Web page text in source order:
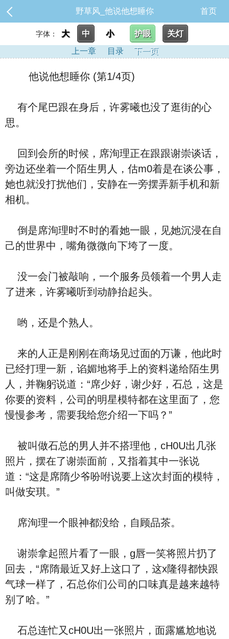
野草风_他说他想睡你 首页
字体： 大 中 小 护眼
关灯
上一章
目录 下一页
他说他想睡你 (第1/4页)
有个尾巴跟在身后，许雾曦也没了逛街的心
思。
回到会所的时候，席洵理正在跟跟谢崇谈话，
旁边还坐着一个陌生男人，估m0着是在谈公事，
她也就没打扰他们，安静在一旁摆弄新手机和新
相机。
倒是席洵理时不时的看她一眼，见她沉浸在自
己的世界中，嘴角微微向下垮了一度。
没一会门被敲响，一个服务员领着一个男人走
了进来，许雾曦听到动静抬起头。
哟，还是个熟人。
来的人正是刚刚在商场见过面的万谦，他此时
已经打理一新，谄媚地将手上的资料递给陌生男
人，并鞠躬说道：“席少好，谢少好，石总，这是
你要的资料，公司的明星模特都在这里面了，您
慢慢参考，需要我给您介绍一下吗？”
被叫做石总的男人并不搭理他，cH0U出几张
照片，摆在了谢崇面前，又指着其中一张说
道：“这是席隋少爷吩咐说要上这次封面的模特，
叫做安琪。”
席洵理一个眼神都没给，自顾品茶。
谢崇拿起照片看了一眼，g唇一笑将照片扔了
回去，“席隋最近又好上这口了，这x隆得都快跟
气球一样了，石总你们公司的口味真是越来越特
别了哈。”
石总连忙又cH0U出一张照片，面露尴尬地说